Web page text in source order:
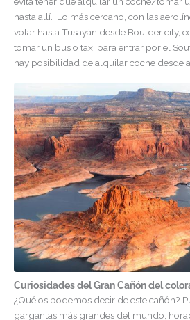
hasta allí. Lo más cercano, con las
volar hasta Tusayán desde Boulder city,
tomar un bus o taxi para entrar por el
hay posibilidad de alquilar coche desde
Curiosidades del Gran Cañón del
¿Qué os podemos decir de este cañón?
gargantas más grandes del mundo,